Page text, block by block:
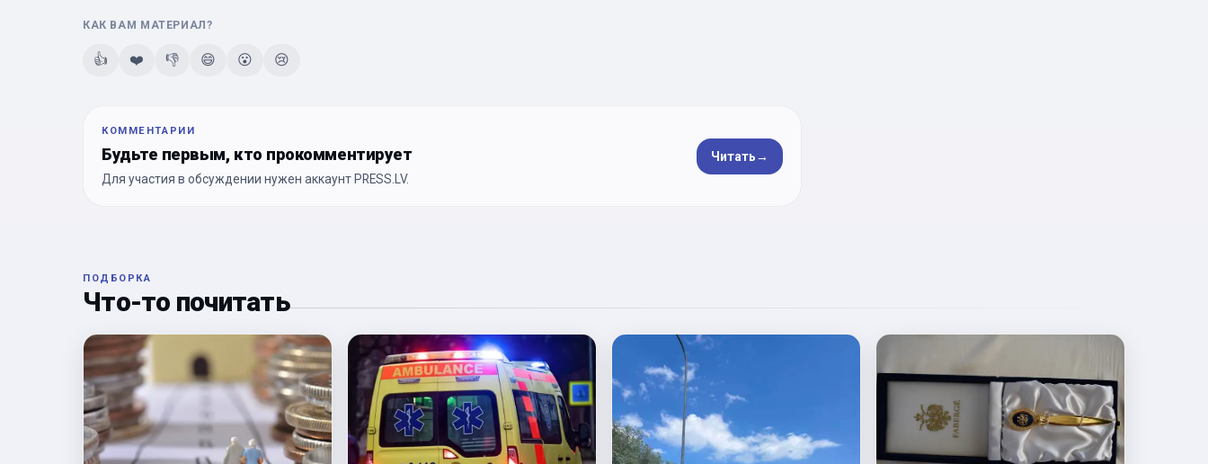
КАК ВАМ МАТЕРИАЛ?
👍 ❤️ 👎 😄 😮 😢
КОММЕНТАРИИ
Будьте первым, кто прокомментирует
Для участия в обсуждении нужен аккаунт PRESS.LV.
Читать→
ПОДБОРКА
Что-то почитать